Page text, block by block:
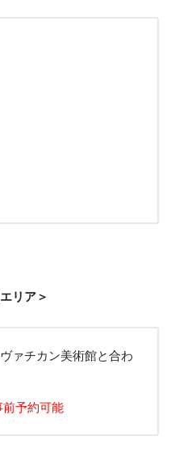
リア＞
ァチカン美術館と合わ
前予約可能